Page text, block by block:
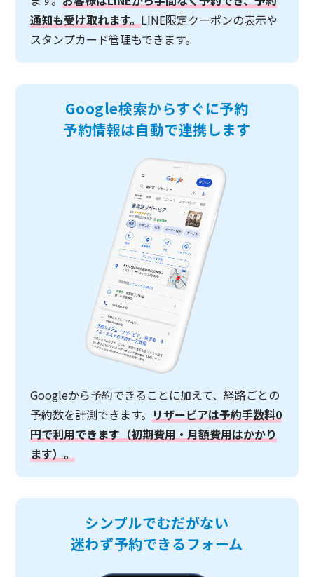
通知も受け取れます。LINE限定クーポンの表示や
スタンプカード管理もできます。
Google検索からすぐに予約
予約情報は自動で連携します
Googleから予約できることに加えて、経路ごとの
予約数を計測できます。 リザービアは予約手数料0
円で利用できます（初期費用・月額費用はかかり
ます）。
シンプルでむだがない
迷わず予約できるフォーム